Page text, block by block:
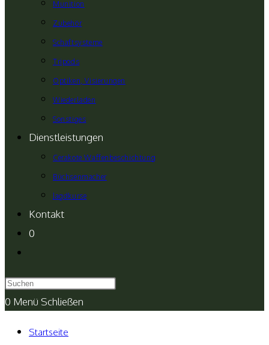
Munition
Zubehör
Schaftsysteme
Tripods
Optiken, Visierungen
Wiederladen
Sonstiges
Dienstleistungen
Cerakote Waffenbeschichtung
Büchsenmacher
Jagdkurse
Kontakt
0
umschalten
0 Menü Schließen
Startseite